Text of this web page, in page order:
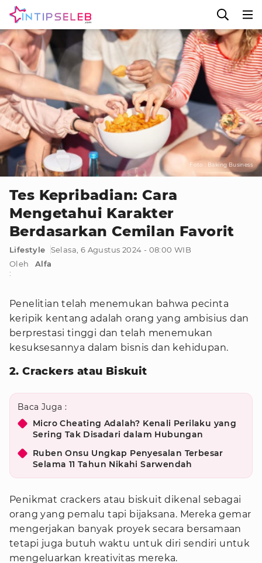
Foto : Baking Business
Tes Kepribadian: Cara
Mengetahui Karakter
Berdasarkan Cemilan Favorit
Lifestyle
Selasa, 6 Agustus 2024 - 08:00 WIB
Oleh
:
Alfa
Penelitian telah menemukan bahwa pecinta
keripik kentang adalah orang yang ambisius dan
berprestasi tinggi dan telah menemukan
kesuksesannya dalam bisnis dan kehidupan.
2. Crackers atau Biskuit
Baca Juga :
Micro Cheating Adalah? Kenali Perilaku yang
Sering Tak Disadari dalam Hubungan
Ruben Onsu Ungkap Penyesalan Terbesar
Selama 11 Tahun Nikahi Sarwendah
Penikmat crackers atau biskuit dikenal sebagai
orang yang pemalu tapi bijaksana. Mereka gemar
mengerjakan banyak proyek secara bersamaan
tetapi juga butuh waktu untuk diri sendiri untuk
mengeluarkan kreativitas mereka.